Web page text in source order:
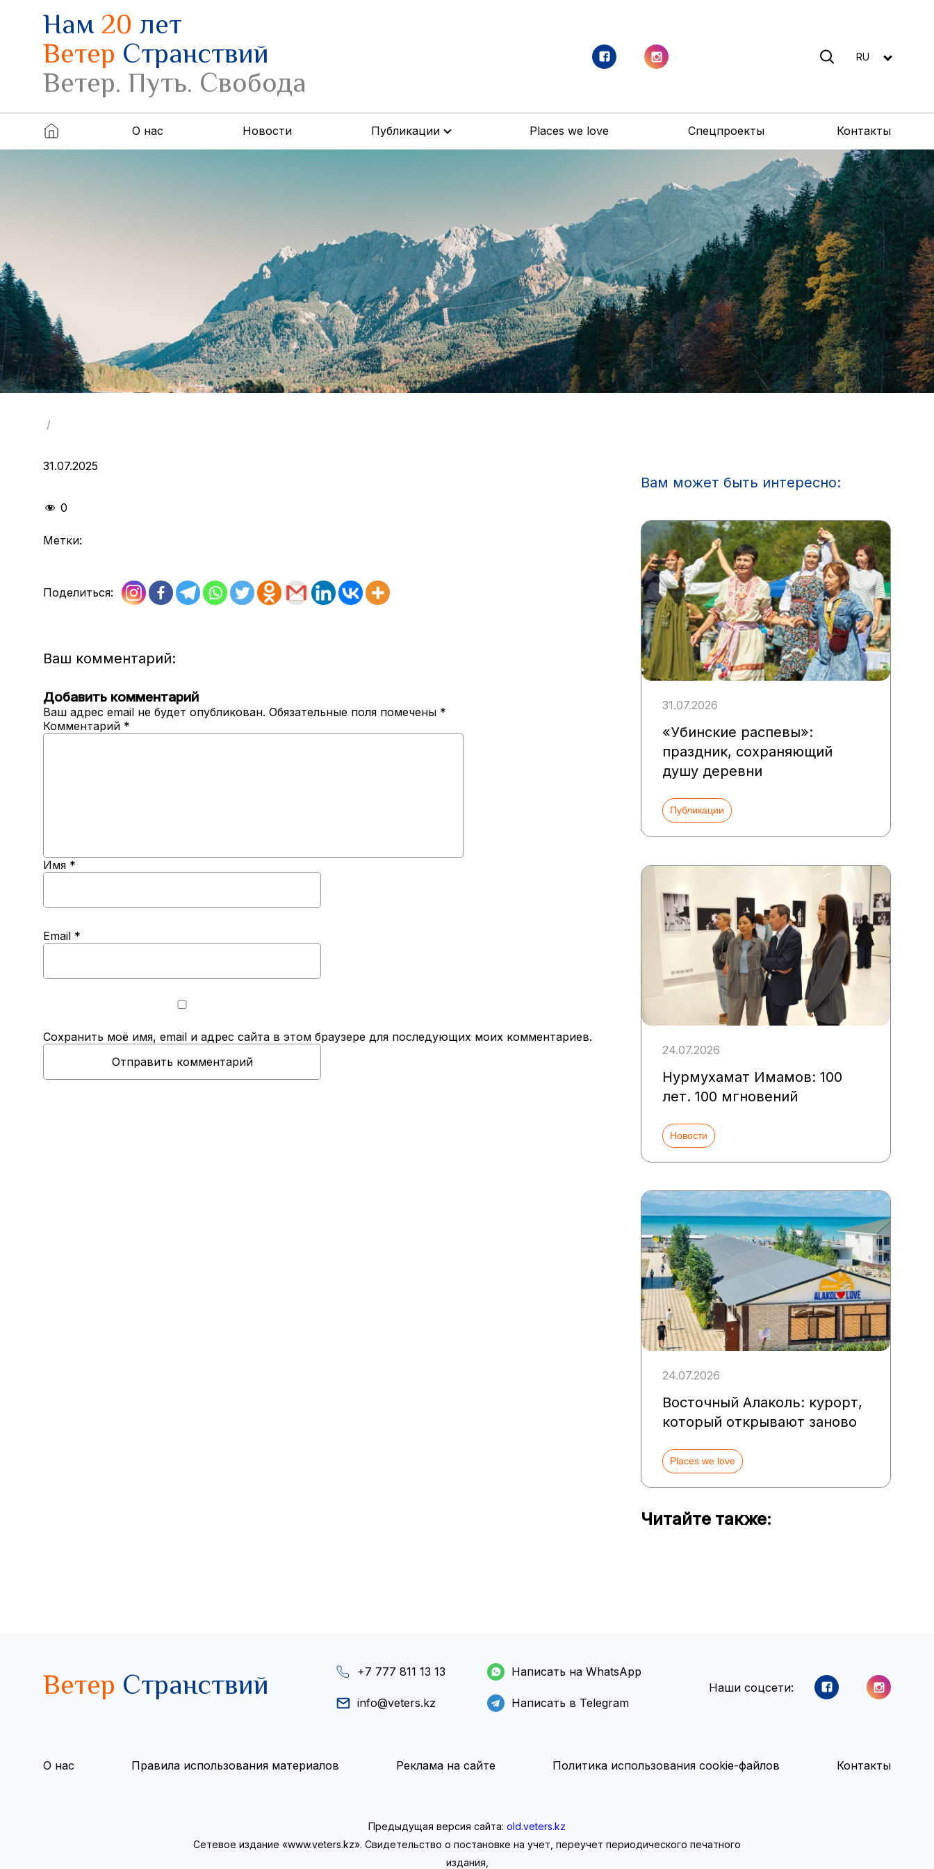
Нам20лет
Ветер Странствий
Ветер. Путь. Свобода
RU
О нас Новости Публикации Places we love Спецпроекты Контакты
/
31.07.2025
0
Метки:
Поделиться:
Ваш комментарий:
Добавить комментарий
Ваш адрес email не будет опубликован. Обязательные поля помечены *
Комментарий *
Имя *
Email *
Сохранить моё имя, email и адрес сайта в этом браузере для последующих моих комментариев.
Вам может быть интересно:
31.07.2026
«Убинские распевы»:
праздник, сохраняющий
душу деревни
Публикации
24.07.2026
Нурмухамат Имамов: 100
лет. 100 мгновений
Новости
24.07.2026
Восточный Алаколь: курорт,
который открывают заново
Places we love
Читайте также:
Ветер Странствий +7 777 811 13 13
info@veters.kz
Написать на WhatsApp
Написать в Telegram
Наши соцсети:
О нас Правила использования материалов Реклама на сайте Политика использования cookie-файлов Контакты
Предыдущая версия сайта: old.veters.kz
Сетевое издание «www.veters.kz». Свидетельство о постановке на учет, переучет периодического печатного
издания,